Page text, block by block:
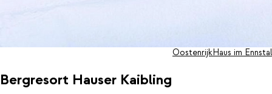
Bergresort Hauser Kaibling
OostenrijkHaus im Ennstal